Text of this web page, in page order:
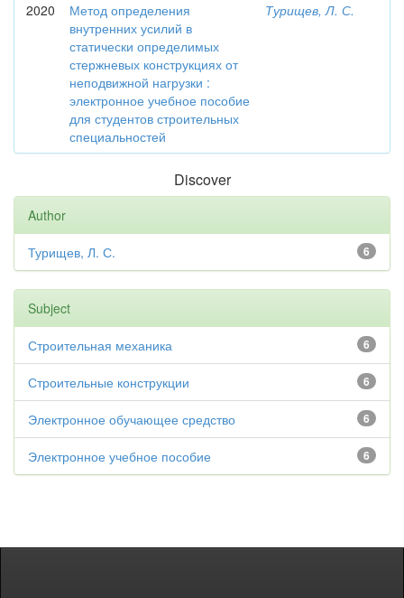
2020
Метод определения
внутренних усилий в
статически определимых
стержневых конструкциях от
неподвижной нагрузки :
электронное учебное пособие
для студентов строительных
специальностей
Турищев, Л. С.
Discover
Author
6
Турищев, Л. С.
Subject
6
Строительная механика
6
Строительные конструкции
6
Электронное обучающее средство
6
Электронное учебное пособие